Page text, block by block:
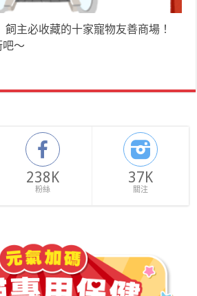
飼主必收藏的十家寵物友善商場！
～
238K
粉絲
37K
關注